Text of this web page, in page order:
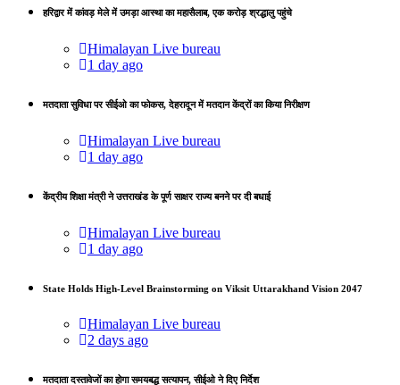
हरिद्वार में कांवड़ मेले में उमड़ा आस्था का महासैलाब, एक करोड़ श्रद्धालु पहुंचे
Himalayan Live bureau
1 day ago
मतदाता सुविधा पर सीईओ का फोकस, देहरादून में मतदान केंद्रों का किया निरीक्षण
Himalayan Live bureau
1 day ago
केंद्रीय शिक्षा मंत्री ने उत्तराखंड के पूर्ण साक्षर राज्य बनने पर दी बधाई
Himalayan Live bureau
1 day ago
State Holds High-Level Brainstorming on Viksit Uttarakhand Vision 2047
Himalayan Live bureau
2 days ago
मतदाता दस्तावेजों का होगा समयबद्ध सत्यापन, सीईओ ने दिए निर्देश